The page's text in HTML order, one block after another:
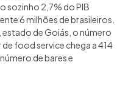
sozinho 2,7% do PIB
6 milhões de brasileiros.
estado de Goiás, o número
food service chega a 414
de bares e